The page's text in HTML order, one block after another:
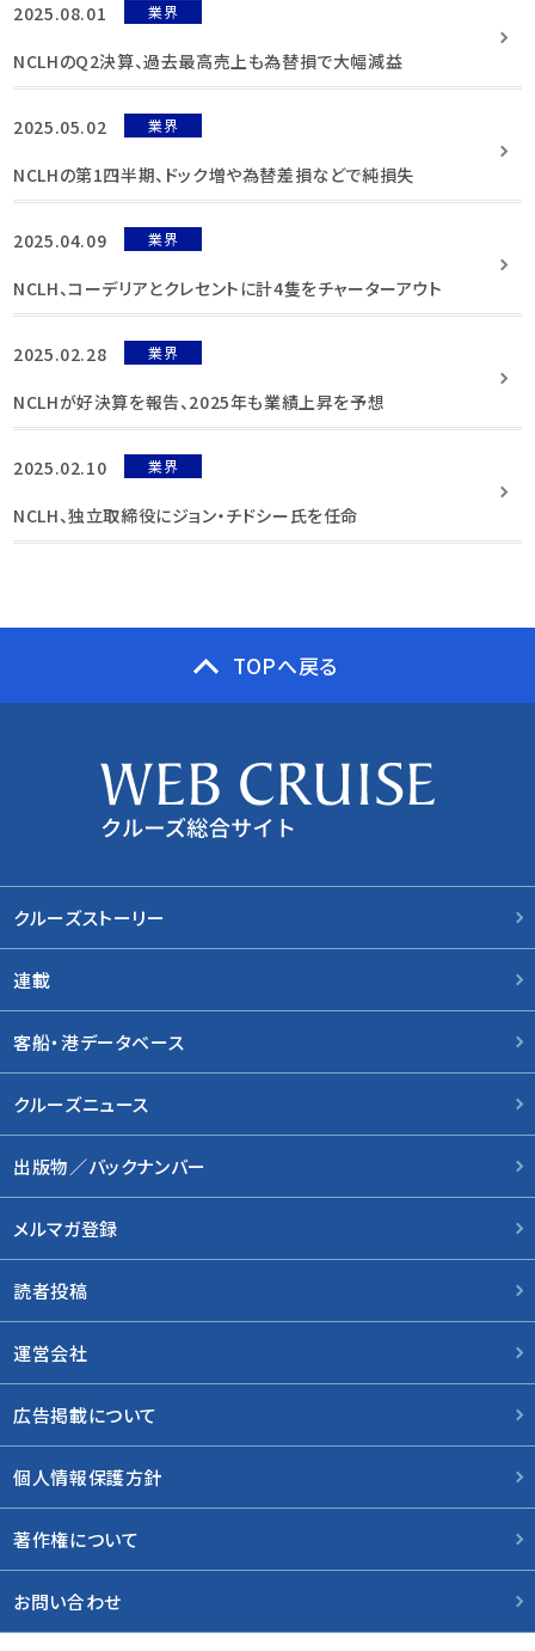
2025.08.01 業界
NCLHのQ2決算、過去最高売上も為替損で大幅減益
2025.05.02 業界
NCLHの第1四半期、ドック増や為替差損などで純損失
2025.04.09 業界
NCLH、コーデリアとクレセントに計4隻をチャーターアウト
2025.02.28 業界
NCLHが好決算を報告、2025年も業績上昇を予想
2025.02.10 業界
NCLH、独立取締役にジョン・チドシー氏を任命
TOPへ戻る
クルーズストーリー
連載
客船・港データベース
クルーズニュース
出版物／バックナンバー
メルマガ登録
読者投稿
運営会社
広告掲載について
個人情報保護方針
著作権について
お問い合わせ